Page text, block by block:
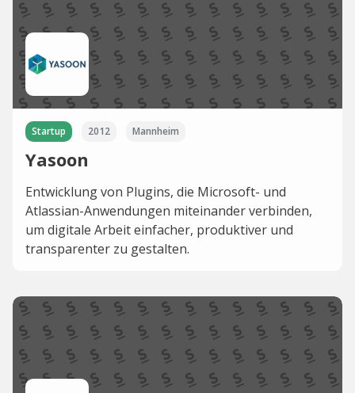
Startup 2012 Mannheim
Yasoon
Entwicklung von Plugins, die Microsoft- und
Atlassian-Anwendungen miteinander verbinden,
um digitale Arbeit einfacher, produktiver und
transparenter zu gestalten.